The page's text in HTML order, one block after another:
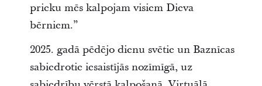
prieku mēs kalpojam visiem Dieva
bērniem.”
2025. gadā pēdējo dienu svētie un Baznīcas
sabiedrotie iesaistījās nozīmīgā, uz